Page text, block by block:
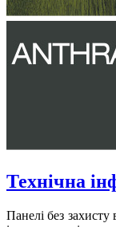
Технічна
Панелі без